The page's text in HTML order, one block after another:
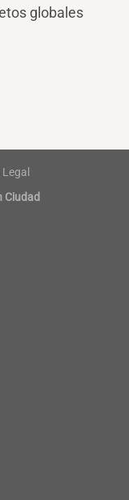
globales
Legal
Ciudad